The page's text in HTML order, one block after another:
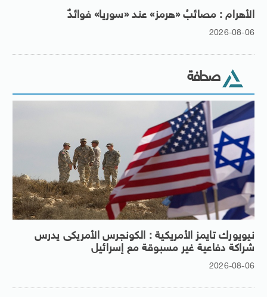
الأهرام : مصائبُ «هرمز» عند «سوريا» فوائدٌ
2026-08-06
صحافة
نيويورك تايمز الأمريكية : الكونجرس الأمريكى يدرس
شراكة دفاعية غير مسبوقة مع إسرائيل
2026-08-06